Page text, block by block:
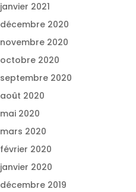
janvier 2021
décembre 2020
novembre 2020
octobre 2020
septembre 2020
août 2020
mai 2020
mars 2020
février 2020
janvier 2020
décembre 2019